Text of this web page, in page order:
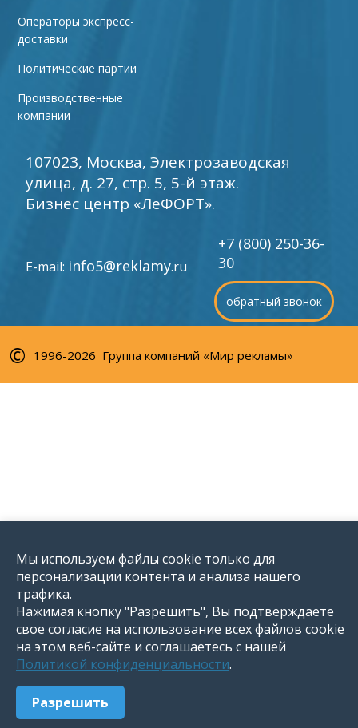
Операторы экспресс-
доставки
Политические партии
Производственные
компании
107023, Москва, Электрозаводская
улица, д. 27, стр. 5, 5-й этаж.
Бизнес центр «ЛеФОРТ».
E-mail: info5@reklamy.ru
обратный звонок
+7 (800) 250-36-
30
© 1996-2026 Группа компаний «Мир рекламы»
Мы используем файлы cookie только для
персонализации контента и анализа нашего
трафика.
Нажимая кнопку "Разрешить", Вы подтверждаете
свое согласие на использование всех файлов cookie
на этом веб-сайте и соглашаетесь с нашей
Политикой конфиденциальности.
Разрешить